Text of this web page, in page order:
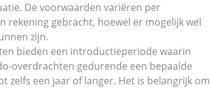
De voorwaarden variëren per
rekening gebracht, hoewel er mogelijk wel
zijn.
bieden een introductieperiode waarin
overdrachten gedurende een bepaalde
zelfs een jaar of langer. Het is belangrijk om